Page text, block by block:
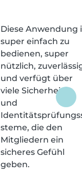
Diese Anwendung
super einfach zu
bedienen, super
nützlich,
und verfügt über
viele Sicherheits-
und
steme, die den
Mitgliedern ein
sicheres Gefühl
geben.